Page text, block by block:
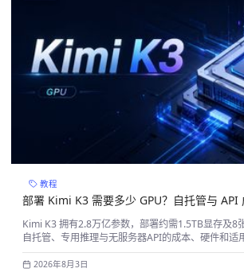
教程
部署 Kimi K3 需要多少 GPU？自托管与 API
Kimi K3 拥有2.8万亿参数，部署约需1.5TB显存及8
自托管、专用推理与无服务器API的成本、硬件和适
Token用量、并发、数据隐私及运维能力选择部署方
2026年8月3日